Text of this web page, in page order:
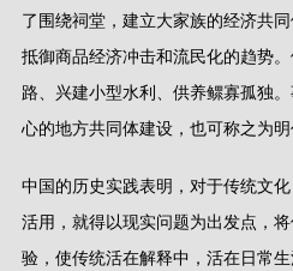
了围绕祠堂，建立大家族的经济共
抵御商品经济冲击和流民化的趋势
路、兴建小型水利、供养鳏寡孤独
心的地方共同体建设，也可称之为明
中国的历史实践表明，对于传统文
活用，就得以现实问题为出发点，
验，使传统活在解释中，活在日常